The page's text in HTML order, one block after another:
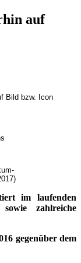
auf
Bild bzw. Icon
im laufenden
zahlreiche
gegenüber dem